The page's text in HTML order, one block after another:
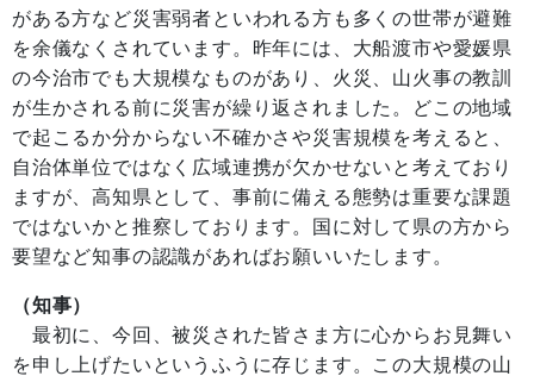
がある方など災害弱者といわれる方も多くの世帯が避難
を余儀なくされています。昨年には、大船渡市や愛媛県
の今治市でも大規模なものがあり、火災、山火事の教訓
が生かされる前に災害が繰り返されました。どこの地域
で起こるか分からない不確かさや災害規模を考えると、
自治体単位ではなく広域連携が欠かせないと考えており
ますが、高知県として、事前に備える態勢は重要な課題
ではないかと推察しております。国に対して県の方から
要望など知事の認識があればお願いいたします。
（知事）
最初に、今回、被災された皆さま方に心からお見舞い
を申し上げたいというふうに存じます。この大規模の山